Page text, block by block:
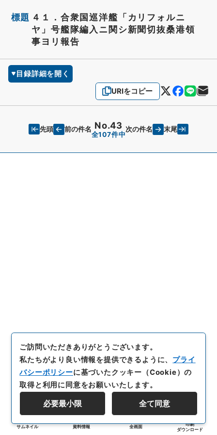
標題 ４１．合衆国巡洋艦「カリフォルニ
ヤ」号艦隊編入ニ関シ新聞切抜桑港領
事ヨリ報告
目録詳細を開く
URIをコピー
先頭 前の件名 No.43
全107件中
次の件名 末尾
サムネイル 資料情報 全画面
印刷
ダウンロード
ご訪問いただきありがとうございます。
私たちがより良い情報を提供できるように、 プライ
バシーポリシーに基づいたクッキー（Cookie）の
取得と利用に同意をお願いいたします。
必要最小限 全て同意